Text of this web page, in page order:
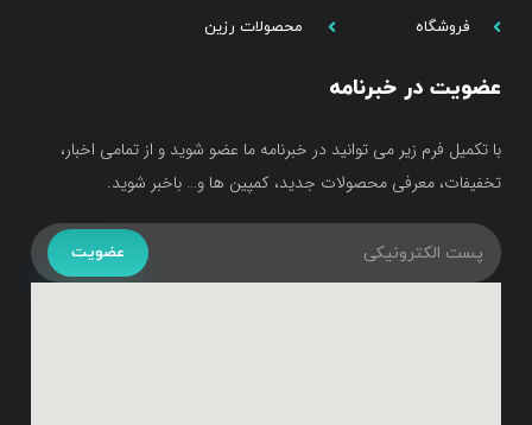
فروشگاه
محصولات رزین
عضویت در خبرنامه
با تکمیل فرم زیر می توانید در خبرنامه ما عضو شوید و از تمامی اخبار،
تخفیفات، معرفی محصولات جدید، کمپین ها و… باخبر شوید.
عضویت